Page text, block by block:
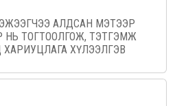
ТЭЖЭЭГЧЭЭ АЛДСАН МЭТЭЭР
НЬ ТОГТООЛГОЖ, ТЭТГЭМЖ
ХҮЛЭЭЛГЭВ